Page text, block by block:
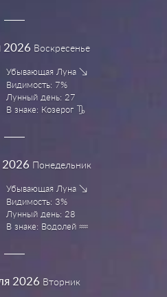
2026 Воскресенье
Убывающая Луна
Видимость: 7%
Лунный день: 27
В знаке: Козерог
Понедельник
Убывающая Луна
Видимость: 3%
Лунный день: 28
В знаке: Водолей
2026 Вторник